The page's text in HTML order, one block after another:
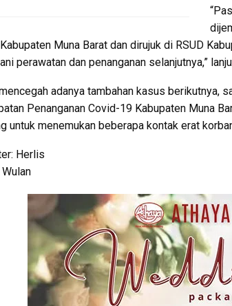
Muna Barat dan dirujuk di RSUD
perawatan dan penanganan selanjutnya,”
adanya tambahan kasus berikutnya,
Penanganan Covid-19 Kabupaten Muna
untuk menemukan beberapa kontak erat
Herlis